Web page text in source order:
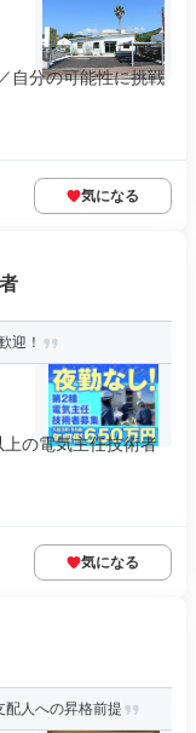
自分の可能性に挑戦
気になる
迎！
の電気主任技術者
気になる
人への昇格前提